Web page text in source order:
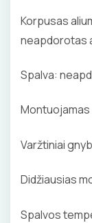
EL.
Korpusas
neapdorotas
Spalva:
Montuojamas
Varžtiniai
Didžiausias
Spalvos